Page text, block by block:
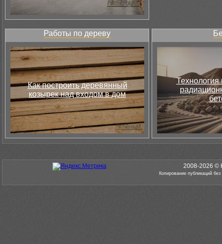
Работы по дереву
Как построить деревянный
козырек над входом в дом
Технология
2008-2026 ©
Копирование публикаций